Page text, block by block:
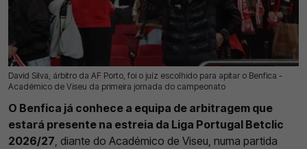
David Silva, árbitro da AF Porto, foi o juíz escolhido para apitar o Benfica -
Académico de Viseu da primeira jornada do campeonato
05 Ago 2026 | 16:50 | 0
O Benfica já conhece a equipa de arbitragem que
estará presente na estreia da Liga Portugal Betclic
2026/27 , diante do Académico de Viseu, numa partida